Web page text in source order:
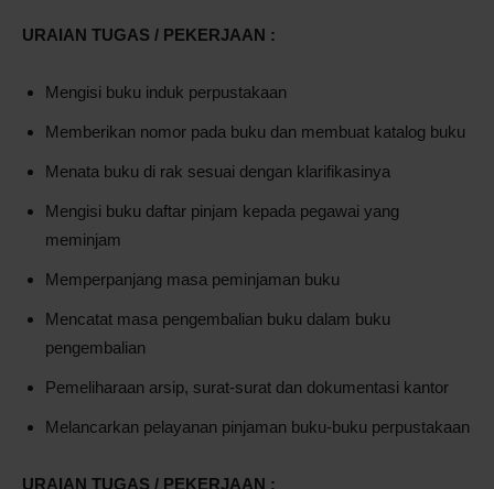
URAIAN TUGAS / PEKERJAAN :
Mengisi buku induk perpustakaan
Memberikan nomor pada buku dan membuat katalog buku
Menata buku di rak sesuai dengan klarifikasinya
Mengisi buku daftar pinjam kepada pegawai yang
meminjam
Memperpanjang masa peminjaman buku
Mencatat masa pengembalian buku dalam buku
pengembalian
Pemeliharaan arsip, surat-surat dan dokumentasi kantor
Melancarkan pelayanan pinjaman buku-buku perpustakaan
URAIAN TUGAS / PEKERJAAN :